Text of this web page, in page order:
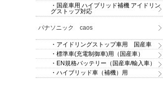
・国産車用 ハイブリッド補機 アイドリン
グストップ対応
パナソニック caos
・アイドリングストップ車用 国産車
・標準車(充電制御車)用（国産車）
・EN規格バッテリー（国産車/輸入車）
・ハイブリッド車（補機）用